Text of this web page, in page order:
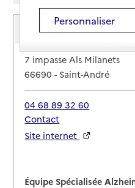
Service de soins
SSIAD ADMR 66
Adresse
7 impasse Als Milanets
66690-Saint-André
04 68 89 32 60
Contact
Site internet
Équipe Spécialisée
Personnaliser